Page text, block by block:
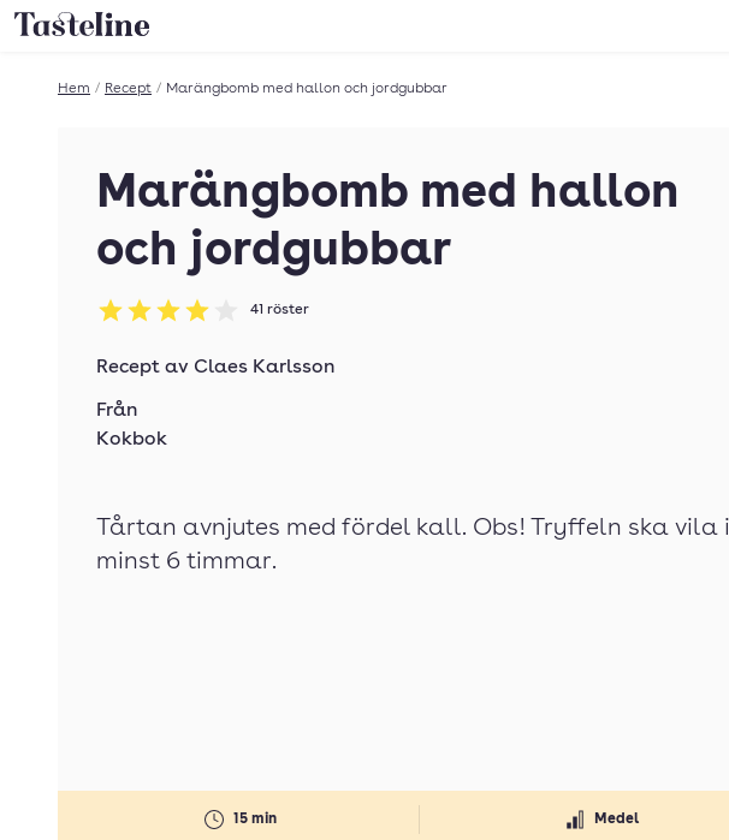
Till Tastelines startsida
Hem / Recept / Marängbomb med hallon och jordgubbar
Marängbomb med hallon
och jordgubbar
Betyg: 4.02 av 5
41 röster
15 min Medel
Recept av Claes Karlsson
Från
Kokbok
Tårtan avnjutes med fördel kall. Obs! Tryffeln ska vila i
minst 6 timmar.